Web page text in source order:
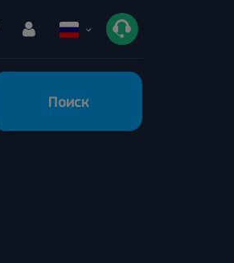
Поиск